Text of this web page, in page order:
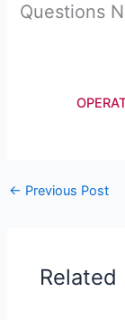
Questions
← Previous Post
Related